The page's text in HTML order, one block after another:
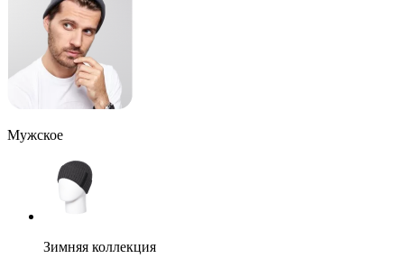
Мужское
Зимняя коллекция